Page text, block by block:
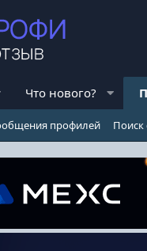
Что нового?
профилей